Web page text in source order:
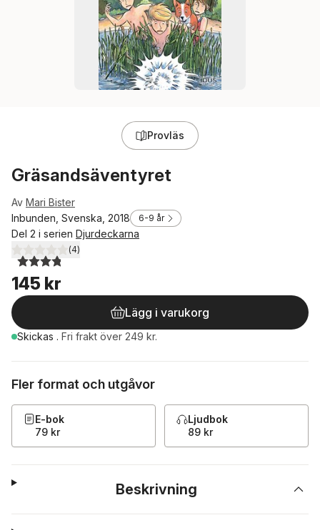
Provläs
Gräsandsäventyret
Av Mari Bister
Inbunden, Svenska, 2018
6-9 år
Del 2 i serien Djurdeckarna
3,8utav 5 stjärnor. Totalt antal röster:
(4)
145 kr
Lägg i varukorg
Skickas . Fri frakt över 249 kr.
Fler format och utgåvor
E-bok
79 kr
Ljudbok
89 kr
Beskrivning